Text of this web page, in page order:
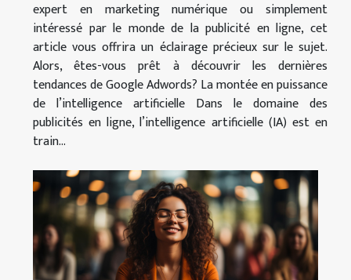
expert en marketing numérique ou simplement
intéressé par le monde de la publicité en ligne, cet
article vous offrira un éclairage précieux sur le sujet.
Alors, êtes-vous prêt à découvrir les dernières
tendances de Google Adwords? La montée en puissance
de l’intelligence artificielle Dans le domaine des
publicités en ligne, l’intelligence artificielle (IA) est en
train...